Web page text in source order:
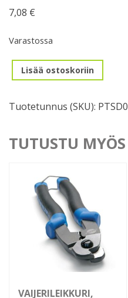
7,08 €
Varastossa
Ruuvimeisseli,
Ristipää,
SD-
määrä
Lisää ostoskoriin
Tuotetunnus (SKU): PTSD0
TUTUSTU MYÖS
VAIJERILEIKKURI,